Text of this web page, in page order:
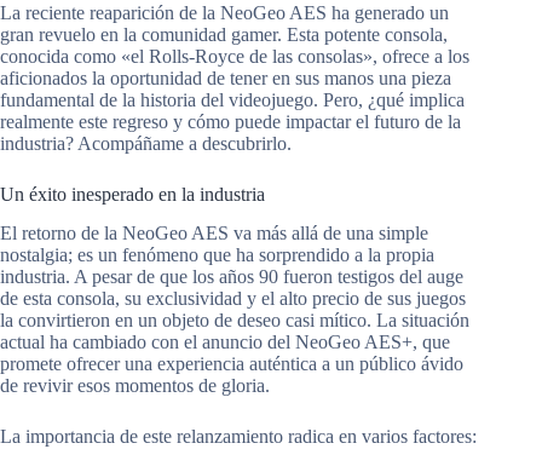
La reciente reaparición de la NeoGeo AES ha generado un
gran revuelo en la comunidad gamer. Esta potente consola,
conocida como «el Rolls-Royce de las consolas», ofrece a los
aficionados la oportunidad de tener en sus manos una pieza
fundamental de la historia del videojuego. Pero, ¿qué implica
realmente este regreso y cómo puede impactar el futuro de la
industria? Acompáñame a descubrirlo.
Un éxito inesperado en la industria
El retorno de la NeoGeo AES va más allá de una simple
nostalgia; es un fenómeno que ha sorprendido a la propia
industria. A pesar de que los años 90 fueron testigos del auge
de esta consola, su exclusividad y el alto precio de sus juegos
la convirtieron en un objeto de deseo casi mítico. La situación
actual ha cambiado con el anuncio del NeoGeo AES+, que
promete ofrecer una experiencia auténtica a un público ávido
de revivir esos momentos de gloria.
La importancia de este relanzamiento radica en varios factores: